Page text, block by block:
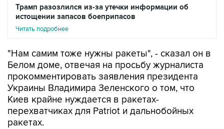
Трамп разозлился из-за утечки информации об
истощении запасов боеприпасов
Читать подробнее
"Нам самим тоже нужны ракеты", - сказал он в
Белом доме, отвечая на просьбу журналиста
прокомментировать заявления президента
Украины Владимира Зеленского о том, что
Киев крайне нуждается в ракетах-
перехватчиках для Patriot и дальнобойных
ракетах.